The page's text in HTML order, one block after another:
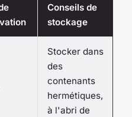
Conseils de
stockage
Stocker dans
des
contenants
hermétiques,
à l'abri de